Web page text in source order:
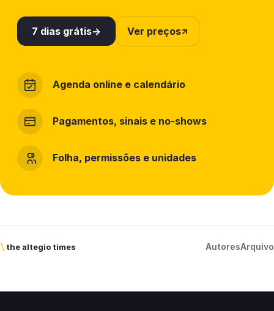
7 dias grátis Ver preços
Agenda online e calendário
Pagamentos, sinais e no-shows
Folha, permissões e unidades
\ the altegio times AutoresArquivo